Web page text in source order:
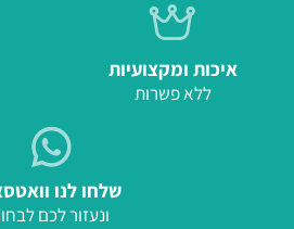
איכות ומקצועיות
ללא פשרות
שלחו לנו
ונעזור לכם לבחור